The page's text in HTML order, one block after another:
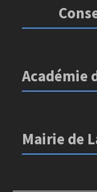
Académie
Mairie de